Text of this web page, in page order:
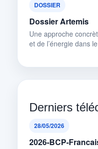
DOSSIER
Dossier Artemis
Une approche
et de l’énergie dans
Derniers
28/05/2026
2026-BCP-